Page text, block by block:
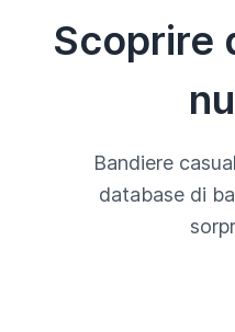
Scoprire
Bandiere
database di